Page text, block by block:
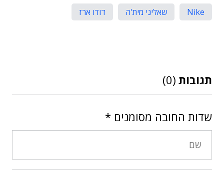
Nike
שאליני מית'ה דודו ארז
תגובות (0)
שדות החובה מסומנים *